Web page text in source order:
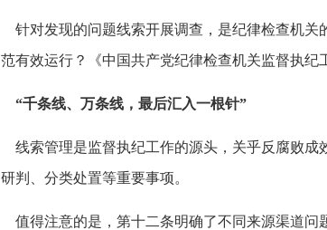
针对发现的问题线索开展调查，是纪律检查机关
范有效运行？《中国共产党纪律检查机关监督执纪
“千条线、万条线，最后汇入一根针”
线索管理是监督执纪工作的源头，关乎反腐败成
研判、分类处置等重要事项。
值得注意的是，第十二条明确了不同来源渠道